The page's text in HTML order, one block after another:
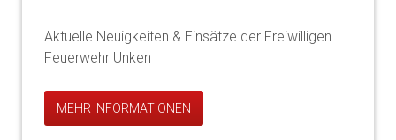
Aktuelle Neuigkeiten & Einsätze der Freiwilligen
Feuerwehr Unken
MEHR INFORMATIONEN